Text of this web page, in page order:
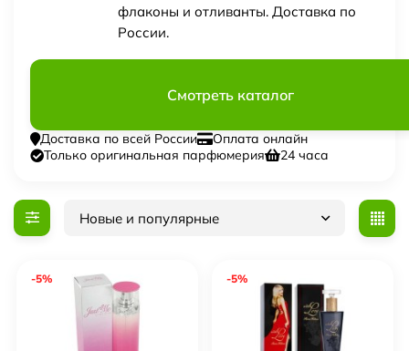
флаконы и отливанты. Доставка по
России.
Смотреть каталог
Доставка по всей России
Оплата онлайн
Только оригинальная парфюмерия
24 часа
Новые и популярные
-5% -5%